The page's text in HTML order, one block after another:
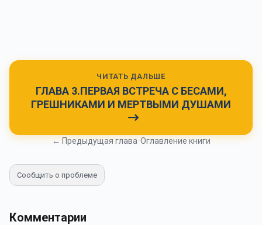
ЧИТАТЬ ДАЛЬШЕ
ГЛАВА 3.ПЕРВАЯ ВСТРЕЧА С БЕСАМИ,
ГРЕШНИКАМИ И МЕРТВЫМИ ДУШАМИ
← Предыдущая глава Оглавление книги
Сообщить о проблеме
Комментарии